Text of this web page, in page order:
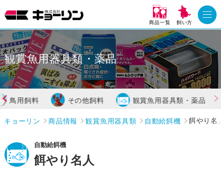
商品一覧 飼い方
観賞魚用器具類・薬品
鳥用飼料 その他飼料 観賞魚用器具類・薬品
キョーリン 商品情報 観賞魚用器具類 自動給餌機 餌やり名
自動給餌機
餌やり名人